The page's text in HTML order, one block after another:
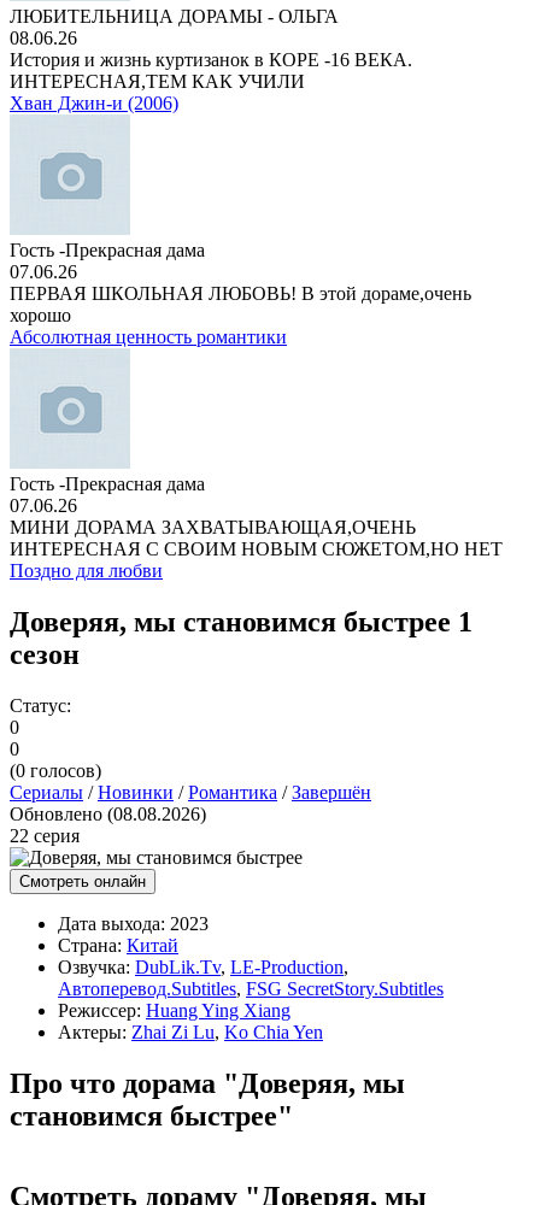
ЛЮБИТЕЛЬНИЦА ДОРАМЫ - ОЛЬГА
08.06.26
История и жизнь куртизанок в КОРЕ -16 ВЕКА.
ИНТЕРЕСНАЯ,ТЕМ КАК УЧИЛИ
Хван Джин-и (2006)
Гость -Прекрасная дама
07.06.26
ПЕРВАЯ ШКОЛЬНАЯ ЛЮБОВЬ! В этой дораме,очень
хорошо
Абсолютная ценность романтики
Гость -Прекрасная дама
07.06.26
МИНИ ДОРАМА ЗАХВАТЫВАЮЩАЯ,ОЧЕНЬ
ИНТЕРЕСНАЯ С СВОИМ НОВЫМ СЮЖЕТОМ,НО НЕТ
Поздно для любви
Доверяя, мы становимся быстрее 1
сезон
Статус:
0
0
(0 голосов)
Сериалы /Новинки /Романтика /Завершён
Обновлено (08.08.2026)
22 серия
Смотреть онлайн
Дата выхода: 2023
Страна: Китай
Озвучка: DubLik.Tv, LE-Production,
Автоперевод.Subtitles, FSG SecretStory.Subtitles
Режиссер: Huang Ying Xiang
Актеры: Zhai Zi Lu, Ko Chia Yen
Про что дорама "Доверяя, мы
становимся быстрее"
Смотреть дораму "Доверяя, мы